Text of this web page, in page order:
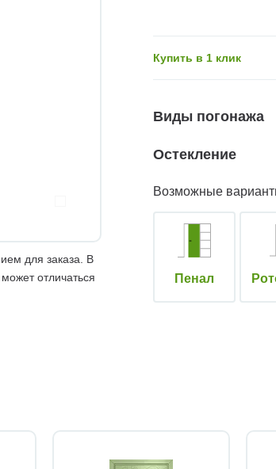
для заказа. В
отличаться
Купить в 1 клик
Виды погонажа
Остекление
Возможные
Пенал